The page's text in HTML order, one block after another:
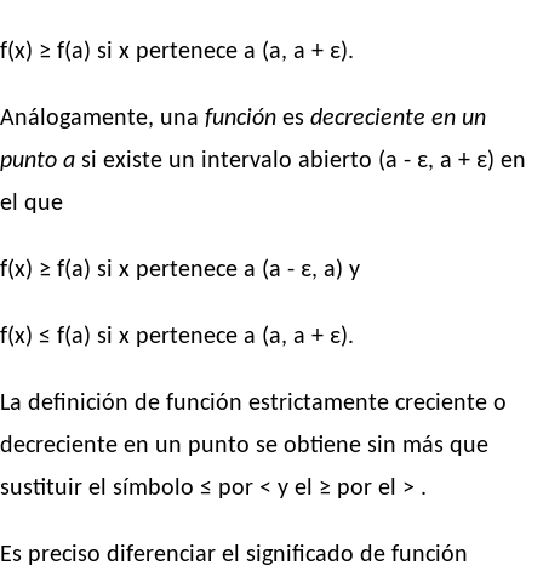
f(x) ≥ f(a) si x pertenece a (a, a + ε).
Análogamente, una función es decreciente en un
punto a si existe un intervalo abierto (a - ε, a + ε) en
el que
f(x) ≥ f(a) si x pertenece a (a - ε, a) y
f(x) ≤ f(a) si x pertenece a (a, a + ε).
La definición de función estrictamente creciente o
decreciente en un punto se obtiene sin más que
sustituir el símbolo ≤ por < y el ≥ por el > .
Es preciso diferenciar el significado de función